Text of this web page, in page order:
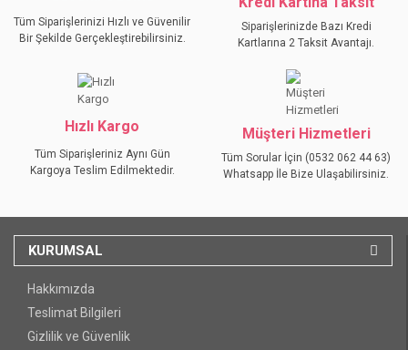
Tüm Siparişlerinizi Hızlı ve Güvenilir
Bir Şekilde Gerçekleştirebilirsiniz.
Siparişlerinizde Bazı Kredi
Kartlarına 2 Taksit Avantajı.
Hızlı Kargo
Tüm Siparişleriniz Aynı Gün
Kargoya Teslim Edilmektedir.
Müşteri Hizmetleri
Tüm Sorular İçin (0532 062 44 63)
Whatsapp İle Bize Ulaşabilirsiniz.
KURUMSAL
Hakkımızda
Teslimat Bilgileri
Gizlilik ve Güvenlik